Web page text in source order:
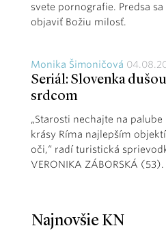
svete pornografie. Predsa
objaviť Božiu milosť.
Monika Šimoničová
Seriál: Slovenka
srdcom
„Starosti nechajte na
krásy Ríma najlepším
oči,“ radí turistická
VERONIKA ZÁBORSKÁ (53).
Najnovšie KN